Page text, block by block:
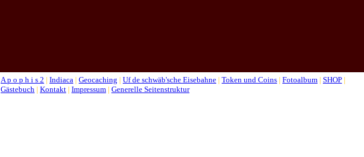
A p o p h i s 2 | Indiaca | Geocaching | Uf de schwäb'sche Eisebahne | Token und Coins | Fotoalbum | SHOP |
Gästebuch | Kontakt | Impressum | Generelle Seitenstruktur